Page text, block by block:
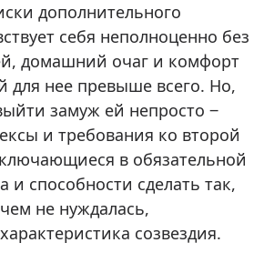
дополнительного
себя неполноценно без
домашний очаг и комфорт
для нее превыше всего. Но,
замуж ей непросто ‒
и требования ко второй
в обязательной
и способности сделать так,
не нуждалась,
созвездия.